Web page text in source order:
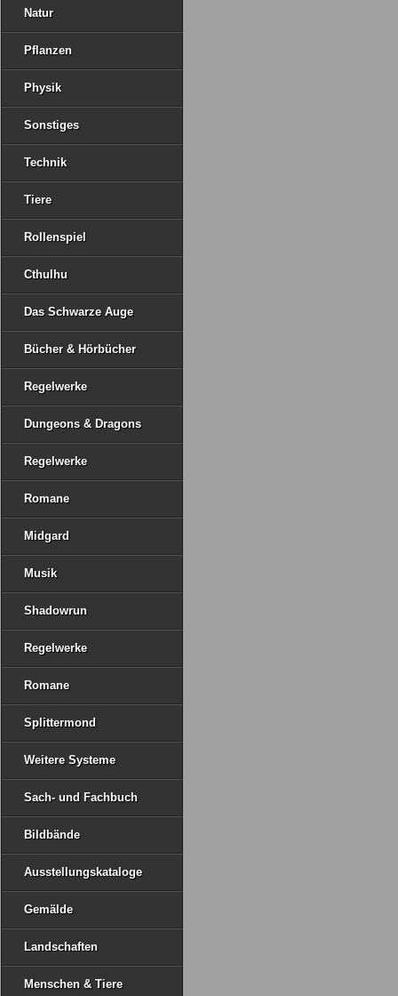
Natur
Pflanzen
Physik
Sonstiges
Technik
Tiere
Rollenspiel
Cthulhu
Das Schwarze Auge
Bücher & Hörbücher
Regelwerke
Dungeons & Dragons
Regelwerke
Romane
Midgard
Musik
Shadowrun
Regelwerke
Romane
Splittermond
Weitere Systeme
Sach- und Fachbuch
Bildbände
Ausstellungskataloge
Gemälde
Landschaften
Menschen & Tiere